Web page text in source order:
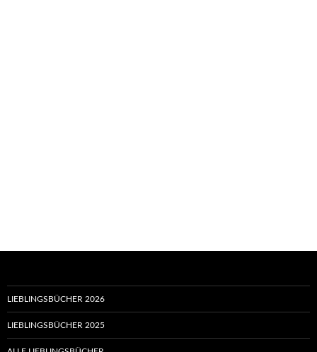
LIEBLINGSBÜCHER 2026
LIEBLINGSBÜCHER 2025